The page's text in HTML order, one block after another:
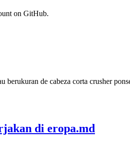
on GitHub.
berukuran de cabeza corta crusher
di eropa.md